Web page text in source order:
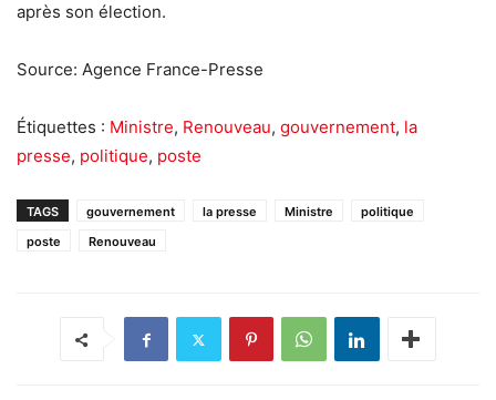
après son élection.
Source: Agence France-Presse
Étiquettes : Ministre, Renouveau, gouvernement, la
presse, politique, poste
TAGS gouvernement la presse Ministre
politique
poste
Renouveau